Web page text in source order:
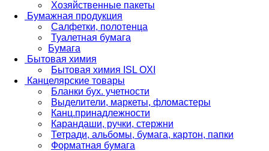
Хозяйственные пакеты
Бумажная продукция
Салфетки, полотенца
Туалетная бумага
Бумага
Бытовая химия
Бытовая химия ISL OXI
Канцелярские товары
Бланки бух. учетности
Выделители, маркеты, фломастеры
Канц.принадлежности
Карандаши, ручки, стержни
Тетради, альбомы, бумага, картон, папки
Форматная бумага